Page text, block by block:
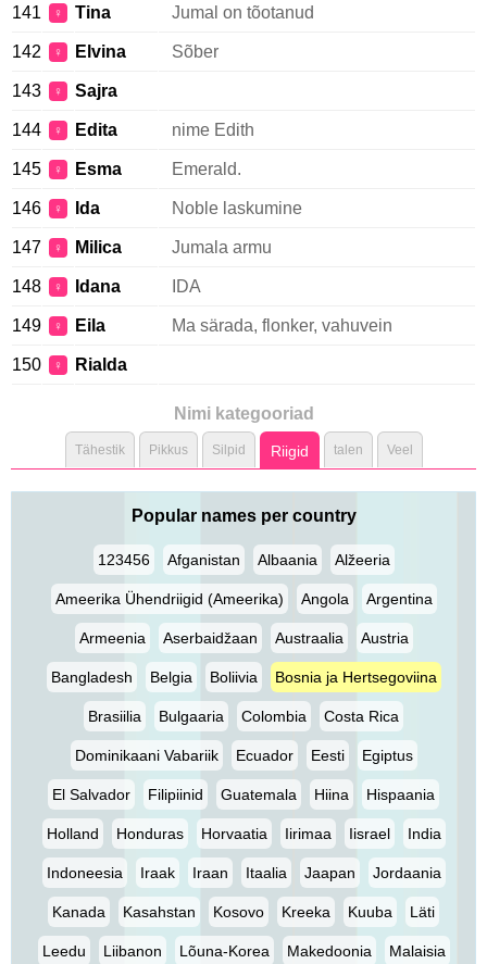
141 ♀ Tina Jumal on tõotanud
142 ♀ Elvina Sõber
143 ♀ Sajra
144 ♀ Edita nime Edith
145 ♀ Esma Emerald.
146 ♀ Ida Noble laskumine
147 ♀ Milica Jumala armu
148 ♀ Idana IDA
149 ♀ Eila Ma särada, flonker, vahuvein
150 ♀ Rialda
Nimi kategooriad
Tähestik Pikkus Silpid Riigid talen Veel
Popular names per country
123456 Afganistan Albaania Alžeeria
Ameerika Ühendriigid (Ameerika) Angola Argentina
Armeenia Aserbaidžaan Austraalia Austria
Bangladesh Belgia Boliivia Bosnia ja Hertsegoviina
Brasiilia Bulgaaria Colombia Costa Rica
Dominikaani Vabariik Ecuador Eesti Egiptus
El Salvador Filipiinid Guatemala Hiina Hispaania
Holland Honduras Horvaatia Iirimaa Iisrael India
Indoneesia Iraak Iraan Itaalia Jaapan Jordaania
Kanada Kasahstan Kosovo Kreeka Kuuba Läti
Leedu Liibanon Lõuna-Korea Makedoonia Malaisia